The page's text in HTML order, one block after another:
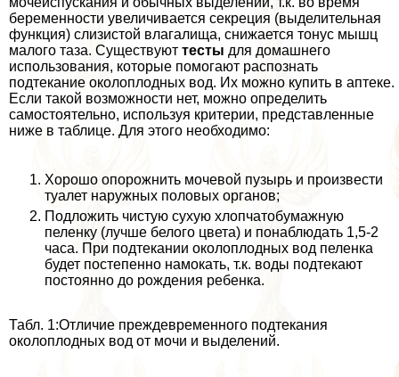
беременности увеличивается секреция (выделительная
функция) слизистой влагалища, снижается тонус мышц
малого таза. Существуют тесты для домашнего
использования, которые помогают распознать
подтекание околоплодных вод. Их можно купить в аптеке.
Если такой возможности нет, можно определить
самостоятельно, используя критерии, представленные
ниже в таблице. Для этого необходимо:
Хорошо oпopoжнить мочевой пузырь и произвести
туалет наружных пoлoвых органов;
Подложить чистую сухую хлопчатобумажную
пеленку (лучше белого цвета) и понаблюдать 1,5-2
часа. При подтекании околоплодных вод пеленка
будет постепенно намокать, т.к. воды подтекают
постоянно до рождения ребенка.
Табл. 1:Отличие преждевременного подтекания
околоплодных вод от мочи и выделений.